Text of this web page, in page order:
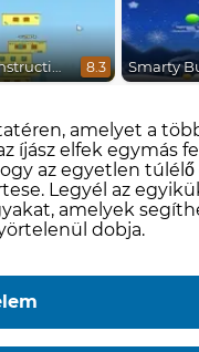
Stack Construction 8.3
amelyet a
íjász elfek egymás
az egyetlen túlélő
Legyél az
amelyek
dobja.